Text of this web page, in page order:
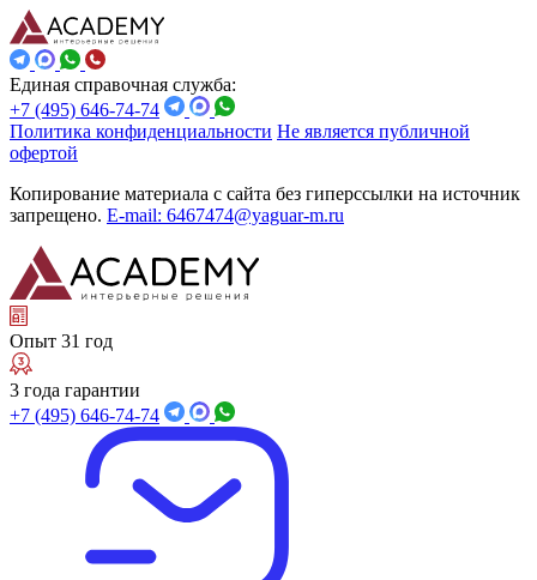
Единая справочная служба:
+7 (495) 646-74-74
Политика конфиденциальности Не является публичной
офертой
Копирование материала с сайта без гиперссылки на источник
запрещено. E-mail: 6467474@yaguar-m.ru
Опыт 31 год
3 года гарантии
+7 (495) 646-74-74